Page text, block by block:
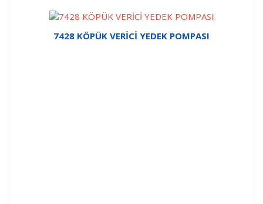
7428 KÖPÜK VERİCİ YEDEK POMPASI